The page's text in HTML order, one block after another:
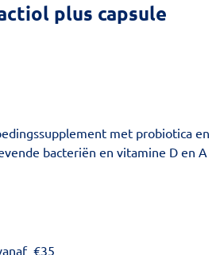
plus capsule
met probiotica en
bacteriën en vitamine D en A
€35